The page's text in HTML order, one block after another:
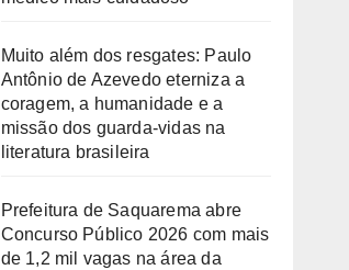
Muito além dos resgates: Paulo
Antônio de Azevedo eterniza a
coragem, a humanidade e a
missão dos guarda-vidas na
literatura brasileira
Prefeitura de Saquarema abre
Concurso Público 2026 com mais
de 1,2 mil vagas na área da